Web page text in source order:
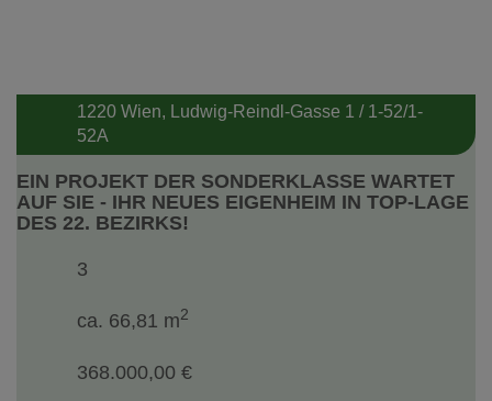
EIN PROJEKT DER SONDERKLASSE WARTET
AUF SIE - IHR NEUES EIGENHEIM IN TOP-LAGE
DES 22. BEZIRKS!
1220 Wien, Ludwig-Reindl-Gasse 1 / 1-52/1-
52A
3
ca. 66,81 m2
368.000,00 €